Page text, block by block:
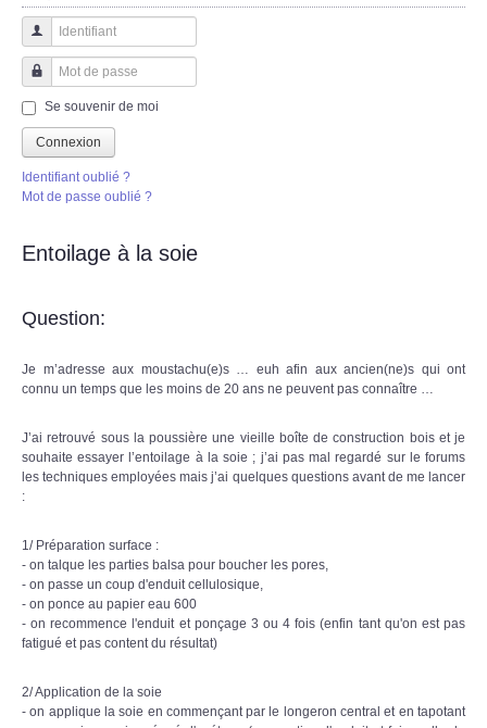
Identifiant
Mot de passe
Se souvenir de moi
Connexion
Identifiant oublié ?
Mot de passe oublié ?
Entoilage à la soie
Question:
Je m’adresse aux moustachu(e)s … euh afin aux ancien(ne)s qui ont
connu un temps que les moins de 20 ans ne peuvent pas connaître …
J’ai retrouvé sous la poussière une vieille boîte de construction bois et je
souhaite essayer l’entoilage à la soie ; j’ai pas mal regardé sur le forums
les techniques employées mais j’ai quelques questions avant de me lancer
:
1/ Préparation surface :
- on talque les parties balsa pour boucher les pores,
- on passe un coup d'enduit cellulosique,
- on ponce au papier eau 600
- on recommence l'enduit et ponçage 3 ou 4 fois (enfin tant qu'on est pas
fatigué et pas content du résultat)
2/ Application de la soie
- on applique la soie en commençant par le longeron central et en tapotant